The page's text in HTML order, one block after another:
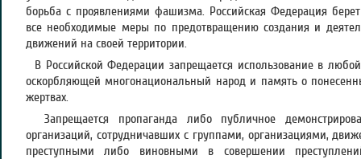
борьба с проявлениями фашизма. Российская Федерация
все необходимые меры по предотвращению создания и
движений на своей территории.
В Российской Федерации запрещается использование в
оскорбляющей многонациональный народ и память о
жертвах.
Запрещается пропаганда либо публичное
организаций, сотрудничавших с группами, организациями,
преступными либо виновными в совершении